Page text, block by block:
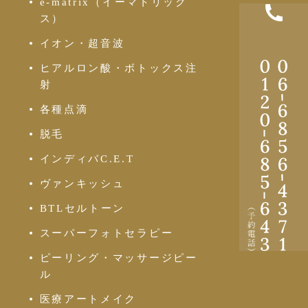
ス）
イオン・超音波
ヒアルロン酸・ボトックス注
射
各種点滴
脱毛
インディバC.E.T
ヴァンキッシュ
BTLセルトーン
スーパーフォトセラピー
ピーリング・マッサージピー
ル
医療アートメイク
-
-
-
-